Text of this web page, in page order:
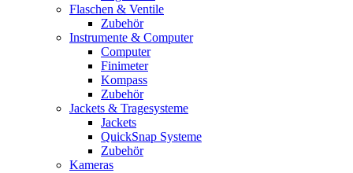
Flaschen & Ventile
Zubehör
Instrumente & Computer
Computer
Finimeter
Kompass
Zubehör
Jackets & Tragesysteme
Jackets
QuickSnap Systeme
Zubehör
Kameras